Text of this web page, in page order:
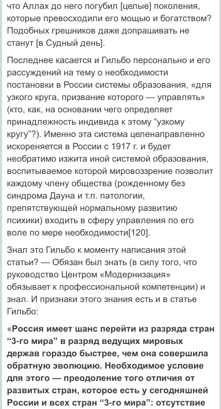
что Аллах до него погубил [целые] поколения,
которые превосходили его мощью и богатством?
Подобных грешников даже допрашивать не
станут [в Судный день].
Последнее касается и Гильбо персонально и его
рассуждений на тему о необходимости
постановки в России системы образования, «для
узкого круга, призвание которого — управлять»
(кто, как, на основании чего определяет
принадлежность индивида к этому “узкому
кругу”?). Именно эта система целенаправленно
искореняется в России с 1917 г. и будет
необратимо изжита иной системой образования,
воспитываемое которой мировоззрение позволит
каждому члену общества (рожденному без
синдрома Дауна и т.п. патологии,
препятствующей нормальному развитию
психики) входить в сферу управления по его
воле по мере необходимости[120].
Знал это Гильбо к моменту написания этой
статьи? — Обязан был знать (в силу того, что
руководство Центром «Модернизация»
обязывает к профессиональной компетенции) и
знал. И признаки этого знания есть и в статье
Гильбо:
«Россия имеет шанс перейти из разряда стран
“3‑го мира” в разряд ведущих мировых
держав гораздо быстрее, чем она совершила
обратную эволюцию. Необходимое условие
для этого — преодоление того отличия от
развитых стран, которое есть у сегодняшней
России и всех стран “3‑го мира”: отсутствие